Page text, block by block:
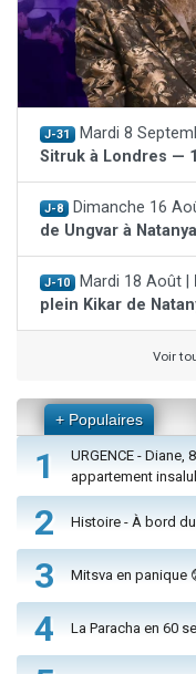
J-31 Mardi 8
Sitruk à Londres —
J-8 Dimanche 16
de Ungvar à
J-10 Mardi 18 Août |
plein Kikar de
Voir
+ Populaires
1
URGENCE - Diane,
appartement
2 Histoire - À bord
3 Mitsva en panique
4 La Paracha en 60